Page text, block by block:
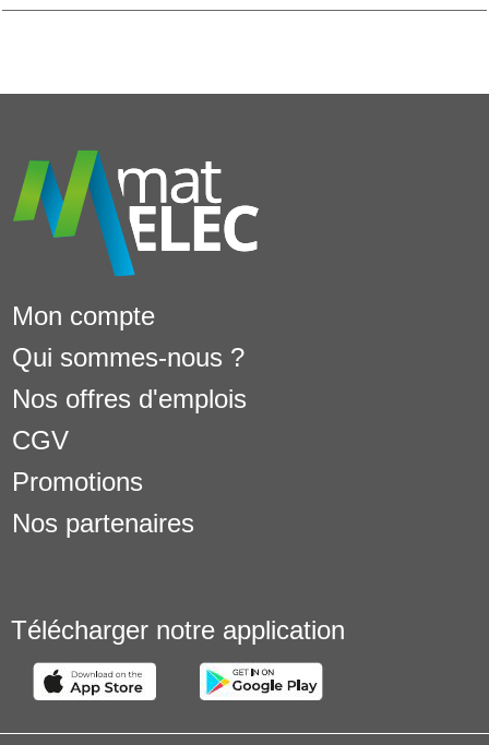
Mon compte
Qui sommes-nous ?
Nos offres d'emplois
CGV
Promotions
Nos partenaires
Télécharger notre application